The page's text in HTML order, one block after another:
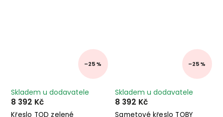
–25 %
Křeslo TOD zelené
Skladem u dodavatele
8 392 Kč
–25 %
Sametové křeslo TOBY
Skladem u dodavatele
8 392 Kč